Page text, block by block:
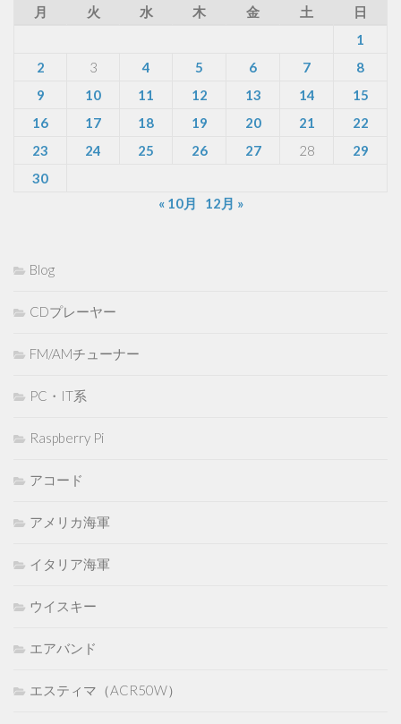
月
火 水 木 金 土
日
1
2
3 4 5 6 7
8
9
10 11 12 13 14
15
16
17 18 19 20 21
22
23
24 25 26 27 28
29
30
« 10月
12月 »
Blog
CDプレーヤー
FM/AMチューナー
PC・IT系
Raspberry Pi
アコード
アメリカ海軍
イタリア海軍
ウイスキー
エアバンド
エスティマ（ACR50W）